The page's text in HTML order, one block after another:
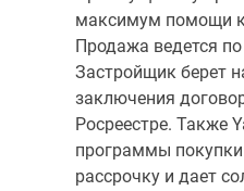
максимум помощи
Продажа ведется
Застройщик берет
заключения
Росреестре. Также
программы
рассрочку и дает